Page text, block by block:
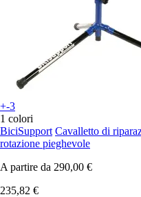
+-3
1 colori
BiciSupport Cavalletto di
rotazione pieghevole
A partire da 290,00 €
235,82 €